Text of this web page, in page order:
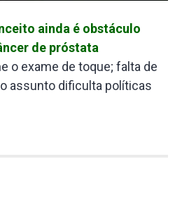
ainda é obstáculo
de próstata
o exame de toque; falta de
assunto dificulta políticas